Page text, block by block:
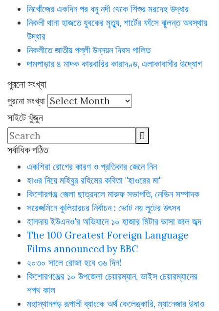
নিখোঁজের একদিন পর ধনু নদী থেকে শিশুর মরদেহ উদ্ধার
নিকলী থানা হাজতে যুবকের মৃত্যু, শার্টের ফাঁসে ঝুলন্ত অবস্থায়
উদ্ধার
নিকলীতে জাতীয় পল্লী উন্নয়ন দিবস পালিত
দামপাড়ার ৪ মাদক কারবারির কারাদণ্ড, এলাকাবাসীর উদ্যোগ
পুরনো সংখ্যা
পুরনো সংখ্যা
সাইটে খুঁজুন
সর্বাধিক পঠিত
একশিরা রোগের কারণ ও প্রতিকার জেনে নিন
হাওর নিয়ে মহিবুর রহিমের কবিতা "হাওরের মা"
কিশোরগঞ্জ জেলা ছাত্রদলে মারুফ সভাপতি, নেভিন সম্পাদক
সরেজমিনে কুলিয়ারচর নির্বাচন : ভোট নয় লুটের উৎসব
হালদায় ইউএনও'র অভিযানে ১০ হাজার মিটার ভাসা জাল জব্দ
The 100 Greatest Foreign Language
Films announced by BBC
২০৩০ সালে রোজা হবে ৩৬ দিন!
কিশোরগঞ্জের ১০ উপজেলা চেয়ারম্যান, ভাইস চেয়ারম্যানের
শপথ কাল
মহাস্থানগড় রূপালী ব্যাংকে অর্থ কেলেঙ্কারি, ম্যানেজার উধাও